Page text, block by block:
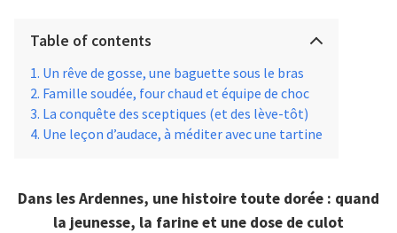
Table of contents
Un rêve de gosse, une baguette sous le bras
Famille soudée, four chaud et équipe de choc
La conquête des sceptiques (et des lève-tôt)
Une leçon d’audace, à méditer avec une tartine
Dans les Ardennes, une histoire toute dorée : quand
la jeunesse, la farine et une dose de culot